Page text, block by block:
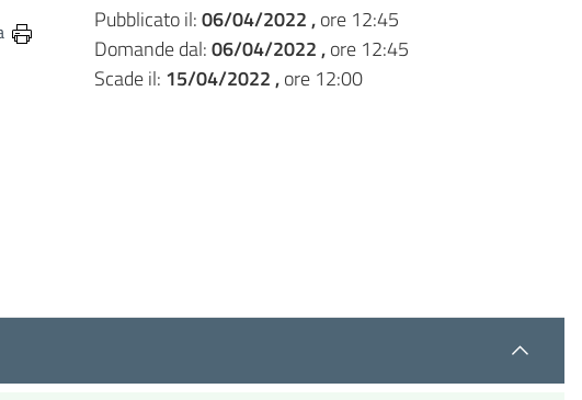
Pubblicato il:06/04/2022 ,ore 12:45
Domande dal:06/04/2022 ,ore 12:45
Scade il: 15/04/2022 ,ore 12:00